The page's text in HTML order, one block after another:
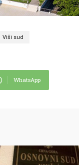
Viši sud
WhatsApp